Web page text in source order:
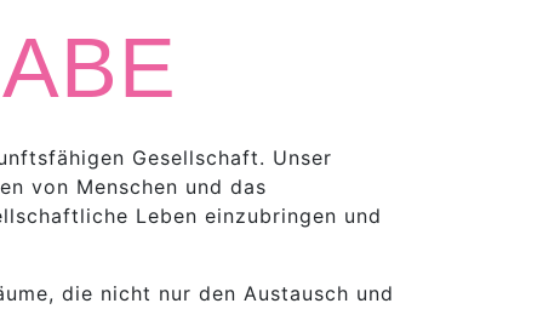
Gesellschaft. Unser
von Menschen und das
Leben einzubringen und
die nicht nur den Austausch und